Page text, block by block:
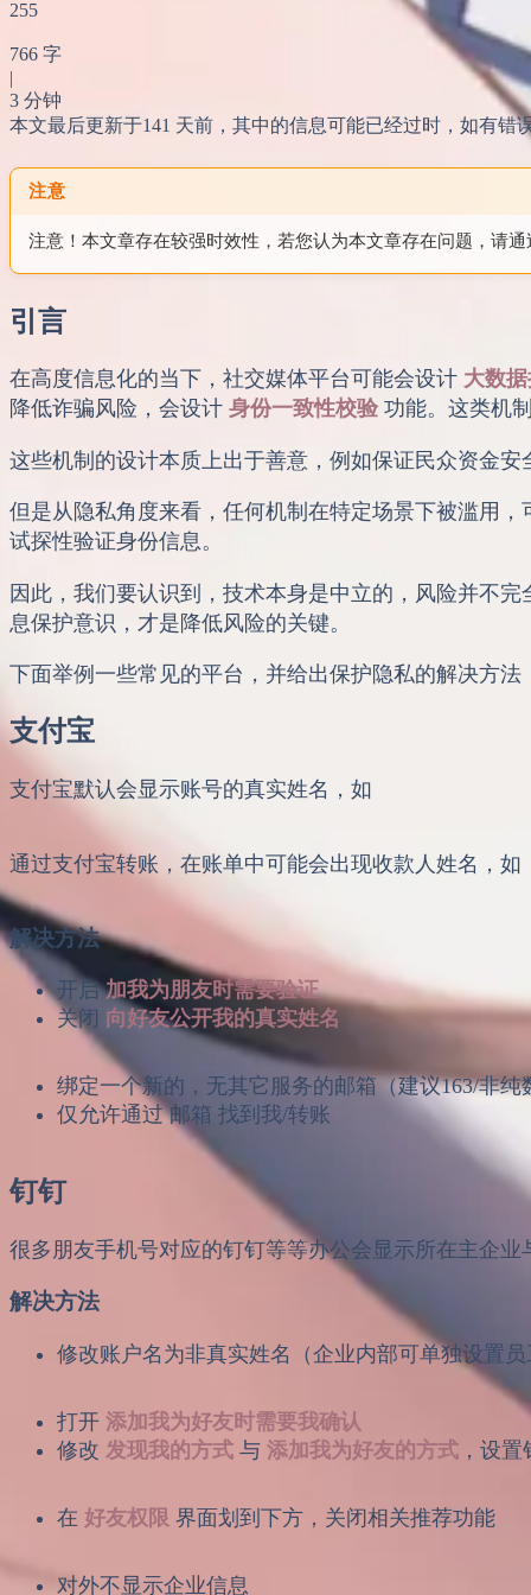
255
766 字
|
3 分钟
本文最后更新于141 天前，其中的信息可能已经过时，如有错
注意
注意！本文章存在较强时效性，若您认为本文章存在问题，请
引言
在高度信息化的当下，社交媒体平台可能会设计 大数
降低诈骗风险，会设计 身份一致性校验功能。这类机
这些机制的设计本质上出于善意，例如保证民众资金安
但是从隐私角度来看，任何机制在特定场景下被滥用
试探性验证身份信息。
因此，我们要认识到，技术本身是中立的，风险并不
息保护意识，才是降低风险的关键。
下面举例一些常见的平台，并给出保护隐私的解决方法
支付宝
支付宝默认会显示账号的真实姓名，如
通过支付宝转账，在账单中可能会出现收款人姓名，如
解决方法
开启加我为朋友时需要验证
关闭 向好友公开我的真实姓名
绑定一个新的，无其它服务的邮箱（建议163/非纯
仅允许通过 邮箱 找到我/转账
钉钉
很多朋友手机号对应的钉钉等等办公会显示所在主企业
解决方法
修改账户名为非真实姓名（企业内部可单独设置
打开 添加我为好友时需要我确认
修改 发现我的方式 与 添加我为好友的方式 ，设
在 好友权限 界面划到下方，关闭相关推荐功能
对外不显示企业信息